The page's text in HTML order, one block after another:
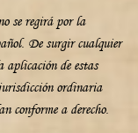
se regirá por la
De surgir cualquier
de estas
ordinaria
conforme a derecho.